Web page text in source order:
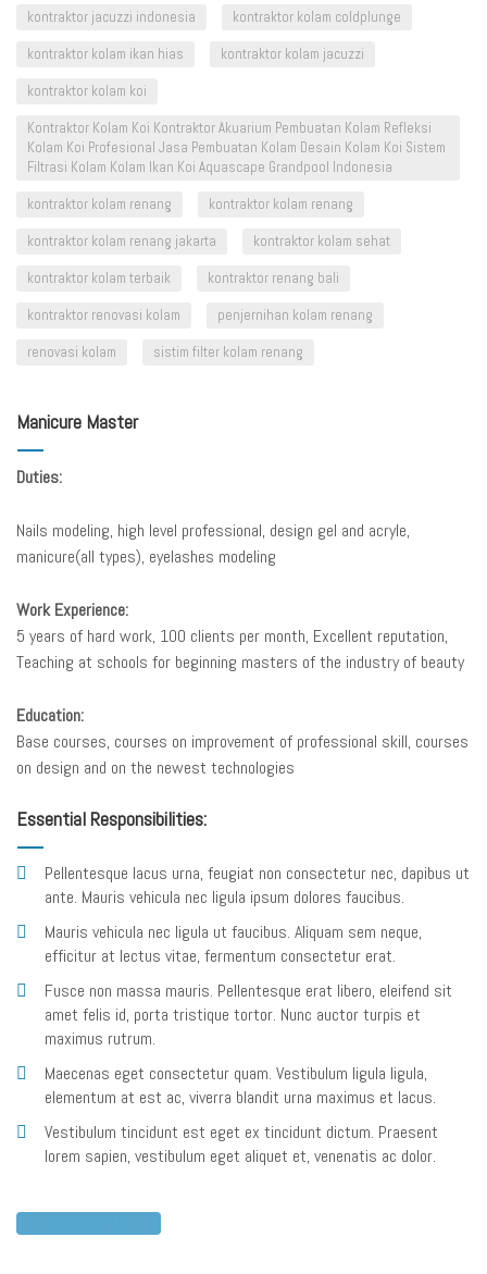
kontraktor jacuzzi indonesia
kontraktor kolam coldplunge
kontraktor kolam ikan hias
kontraktor kolam jacuzzi
kontraktor kolam koi
Kontraktor Kolam Koi Kontraktor Akuarium Pembuatan Kolam Refleksi
Kolam Koi Profesional Jasa Pembuatan Kolam Desain Kolam Koi Sistem
Filtrasi Kolam Kolam Ikan Koi Aquascape Grandpool Indonesia
kontraktor kolam renang
kontraktor kolam renang
kontraktor kolam renang jakarta
kontraktor kolam sehat
kontraktor kolam terbaik
kontraktor renang bali
kontraktor renovasi kolam
penjernihan kolam renang
renovasi kolam
sistim filter kolam renang
Manicure Master
Duties:
Nails modeling, high level professional, design gel and acryle,
manicure(all types), eyelashes modeling
Work Experience:
5 years of hard work, 100 clients per month, Excellent reputation,
Teaching at schools for beginning masters of the industry of beauty
Education:
Base courses, courses on improvement of professional skill, courses
on design and on the newest technologies
Essential Responsibilities:
Pellentesque lacus urna, feugiat non consectetur nec, dapibus ut
ante. Mauris vehicula nec ligula ipsum dolores faucibus.
Mauris vehicula nec ligula ut faucibus. Aliquam sem neque,
efficitur at lectus vitae, fermentum consectetur erat.
Fusce non massa mauris. Pellentesque erat libero, eleifend sit
amet felis id, porta tristique tortor. Nunc auctor turpis et
maximus rutrum.
Maecenas eget consectetur quam. Vestibulum ligula ligula,
elementum at est ac, viverra blandit urna maximus et lacus.
Vestibulum tincidunt est eget ex tincidunt dictum. Praesent
lorem sapien, vestibulum eget aliquet et, venenatis ac dolor.